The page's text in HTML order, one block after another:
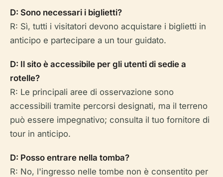
D: Sono necessari i biglietti?
R: Sì, tutti i visitatori devono acquistare i biglietti in
anticipo e partecipare a un tour guidato.
D: Il sito è accessibile per gli utenti di sedie a
rotelle?
R: Le principali aree di osservazione sono
accessibili tramite percorsi designati, ma il terreno
può essere impegnativo; consulta il tuo fornitore di
tour in anticipo.
D: Posso entrare nella tomba?
R: No, l'ingresso nelle tombe non è consentito per